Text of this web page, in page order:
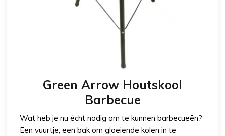
Green Arrow Houtskool
Barbecue
Wat heb je nu écht nodig om te kunnen barbecueën?
Een vuurtje, een bak om gloeiende kolen in te